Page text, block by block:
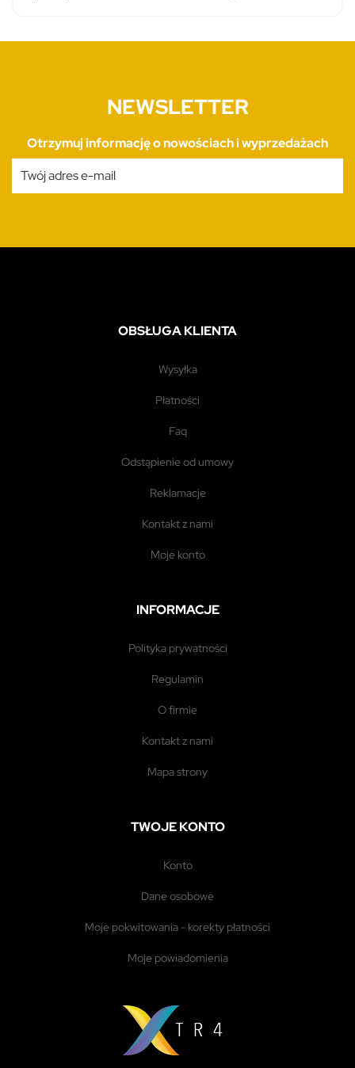
NEWSLETTER
Otrzymuj informację o nowościach i wyprzedażach
OBSŁUGA KLIENTA
wysyłka
płatności
faq
odstąpienie od umowy
reklamacje
kontakt z nami
moje konto
INFORMACJE
polityka prywatności
regulamin
o firmie
kontakt z nami
mapa strony
TWOJE KONTO
konto
dane osobowe
moje pokwitowania - korekty płatności
moje powiadomienia